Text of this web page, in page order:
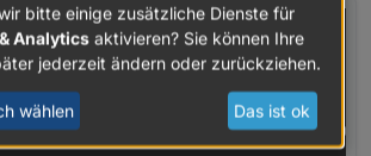
bitte einige zusätzliche Dienste für
Analytics aktivieren? Sie können Ihre
jederzeit ändern oder zurückziehen.
wählen Das ist ok